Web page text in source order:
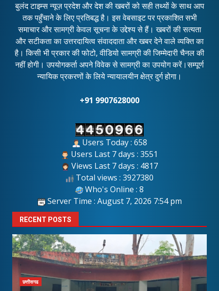
बुलंद टाइम्स न्यूज़ प्रदेश और देश की खबरों को सही तथ्यों के साथ आप
तक पहुँचाने के लिए प्रतिबद्ध है। इस वेबसाइट पर प्रकाशित सभी
समाचार और सामग्री केवल सूचना के उद्देश्य से हैं। खबरों की सत्यता
और सटीकता का उत्तरदायित्व संवाददाता और खबर देने वाले व्यक्ति का
है। किसी भी प्रकार की फोटो, वीडियो सामग्री की जिम्मेदारी चैनल की
नहीं होगी। उपयोगकर्ता अपने विवेक से सामग्री का उपयोग करें।सम्पूर्ण
न्यायिक प्रकरणों के लिये न्यायालयीन क्षेत्र दुर्ग होगा।
+91 9907628000
Users Today : 658
Users Last 7 days : 3551
Views Last 7 days : 4817
Total views : 3927380
Who's Online : 8
Server Time : August 7, 2026 7:54 pm
RECENT POSTS
छत्तीसगढ